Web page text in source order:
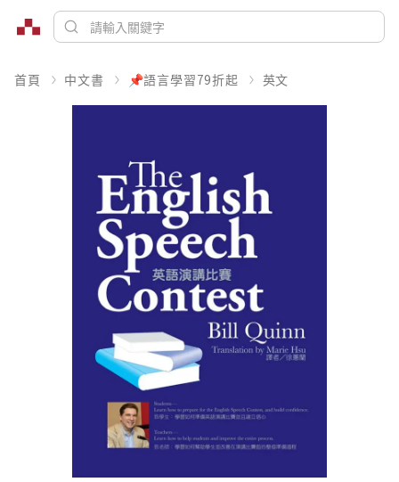
首頁 中文書 📌語言學習79折起 英文